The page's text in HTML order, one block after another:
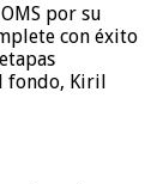
por su
con éxito
fondo, Kiril